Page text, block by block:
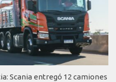
Scania entregó 12 camiones